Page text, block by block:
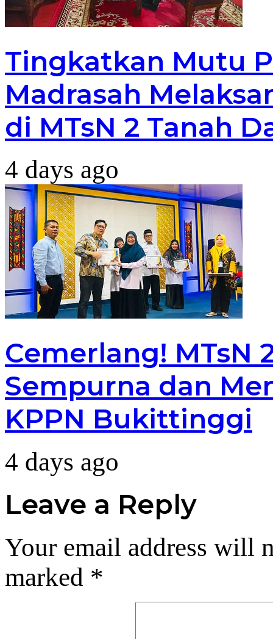
Tingkatkan Mutu
Madrasah
di MTsN 2 Tanah
4 days ago
Cemerlang! MTsN
Sempurna dan
KPPN Bukittinggi
4 days ago
Leave a Reply
Your email address will
marked *